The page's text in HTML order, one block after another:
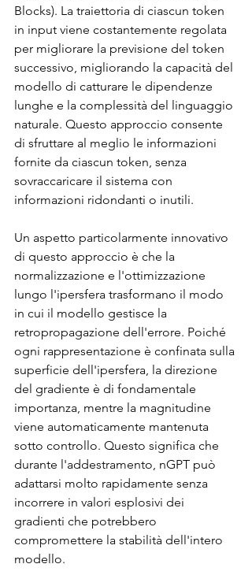
Blocks). La traiettoria di ciascun token
in input viene costantemente regolata
per migliorare la previsione del token
successivo, migliorando la capacità del
modello di catturare le dipendenze
lunghe e la complessità del linguaggio
naturale. Questo approccio consente
di sfruttare al meglio le informazioni
fornite da ciascun token, senza
sovraccaricare il sistema con
informazioni ridondanti o inutili.
Un aspetto particolarmente innovativo
di questo approccio è che la
normalizzazione e l'ottimizzazione
lungo l'ipersfera trasformano il modo
in cui il modello gestisce la
retropropagazione dell'errore. Poiché
ogni rappresentazione è confinata sulla
superficie dell'ipersfera, la direzione
del gradiente è di fondamentale
importanza, mentre la magnitudine
viene automaticamente mantenuta
sotto controllo. Questo significa che
durante l'addestramento, nGPT può
adattarsi molto rapidamente senza
incorrere in valori esplosivi dei
gradienti che potrebbero
compromettere la stabilità dell'intero
modello.